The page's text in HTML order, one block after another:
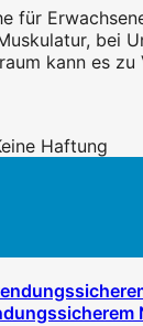
kann es
Haftung